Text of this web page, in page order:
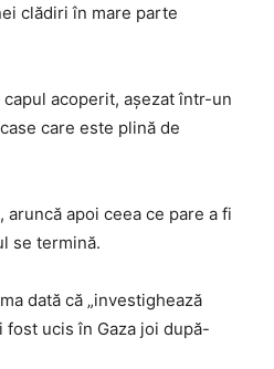
clădiri în mare parte
acoperit, așezat într-un
care este plină de
apoi ceea ce pare a fi
se termină.
dată că „investighează
fost ucis în Gaza joi după-